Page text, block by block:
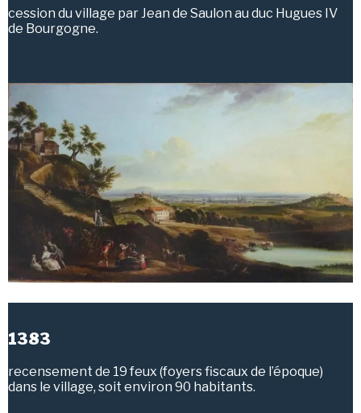
cession du village par Jean de Saulon au duc Hugues IV
de Bourgogne.
1383
recensement de 19 feux (foyers fiscaux de l’époque)
dans le village, soit environ 90 habitants.